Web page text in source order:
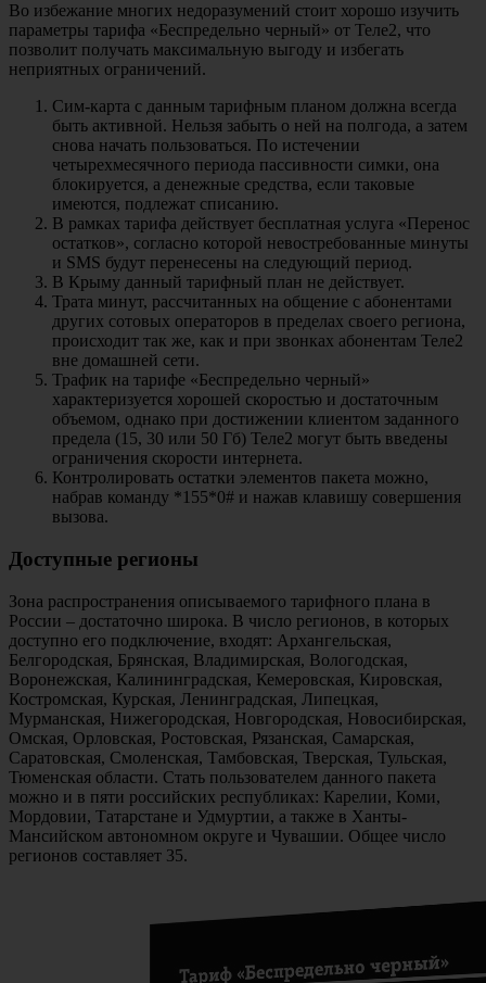
Во избежание многих недоразумений стоит хорошо изучить
параметры тарифа «Беспредельно черный» от Теле2, что
позволит получать максимальную выгоду и избегать
неприятных ограничений.
Сим-карта с данным тарифным планом должна всегда
быть активной. Нельзя забыть о ней на полгода, а затем
снова начать пользоваться. По истечении
четырехмесячного периода пассивности симки, она
блокируется, а денежные средства, если таковые
имеются, подлежат списанию.
В рамках тарифа действует бесплатная услуга «Перенос
остатков», согласно которой невостребованные минуты
и SMS будут перенесены на следующий период.
В Крыму данный тарифный план не действует.
Трата минут, рассчитанных на общение с абонентами
других сотовых операторов в пределах своего региона,
происходит так же, как и при звонках абонентам Теле2
вне домашней сети.
Трафик на тарифе «Беспредельно черный»
характеризуется хорошей скоростью и достаточным
объемом, однако при достижении клиентом заданного
предела (15, 30 или 50 Гб) Теле2 могут быть введены
ограничения скорости интернета.
Контролировать остатки элементов пакета можно,
набрав команду *155*0# и нажав клавишу совершения
вызова.
Доступные регионы
Зона распространения описываемого тарифного плана в
России – достаточно широка. В число регионов, в которых
доступно его подключение, входят: Архангельская,
Белгородская, Брянская, Владимирская, Вологодская,
Воронежская, Калининградская, Кемеровская, Кировская,
Костромская, Курская, Ленинградская, Липецкая,
Мурманская, Нижегородская, Новгородская, Новосибирская,
Омская, Орловская, Ростовская, Рязанская, Самарская,
Саратовская, Смоленская, Тамбовская, Тверская, Тульская,
Тюменская области. Стать пользователем данного пакета
можно и в пяти российских республиках: Карелии, Коми,
Мордовии, Татарстане и Удмуртии, а также в Ханты-
Мансийском автономном округе и Чувашии. Общее число
регионов составляет 35.